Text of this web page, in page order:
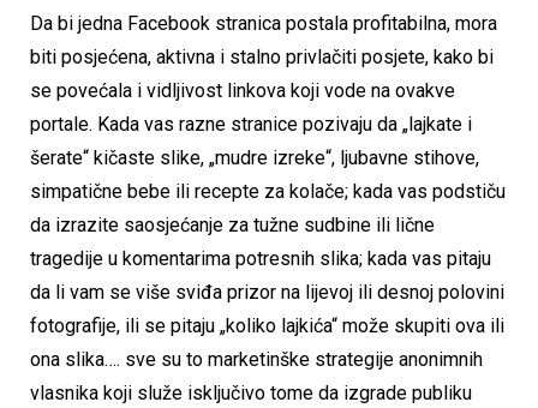
Da bi jedna Facebook stranica postala profitabilna, mora
biti posjećena, aktivna i stalno privlačiti posjete, kako bi
se povećala i vidljivost linkova koji vode na ovakve
portale. Kada vas razne stranice pozivaju da „lajkate i
šerate“ kičaste slike, „mudre izreke“, ljubavne stihove,
simpatične bebe ili recepte za kolače; kada vas podstiču
da izrazite saosjećanje za tužne sudbine ili lične
tragedije u komentarima potresnih slika; kada vas pitaju
da li vam se više sviđa prizor na lijevoj ili desnoj polovini
fotografije, ili se pitaju „koliko lajkića“ može skupiti ova ili
ona slika…. sve su to marketinške strategije anonimnih
vlasnika koji služe isključivo tome da izgrade publiku